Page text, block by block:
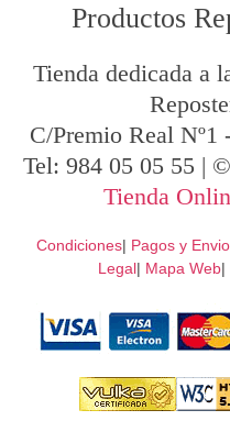
Productos
Tienda dedicada a
C/Premio Real Nº1
Tel: 984 05 05 55 |
Tienda
Condiciones| Pagos y
Legal| Mapa Web|